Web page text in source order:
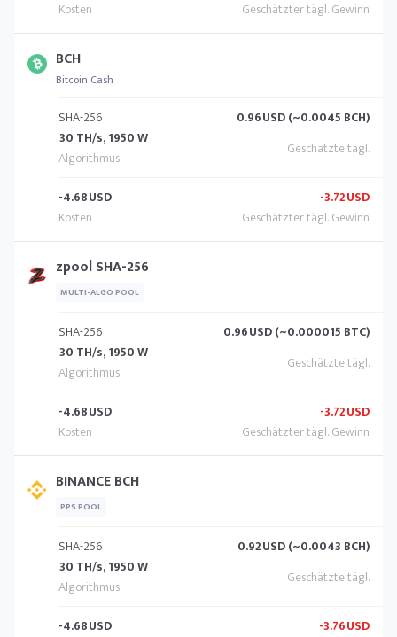
BCH
Bitcoin Cash
SHA-256
30 TH/s, 1950 W
0.96USD (~0.0045 BCH)
-4.68USD -3.72USD
zpool SHA-256
MULTI-ALGO POOL
SHA-256
30 TH/s, 1950 W
0.96USD (~0.000015 BTC)
-4.68USD -3.72USD
BINANCE BCH
PPS POOL
SHA-256
30 TH/s, 1950 W
0.92USD (~0.0043 BCH)
-4.68USD -3.76USD